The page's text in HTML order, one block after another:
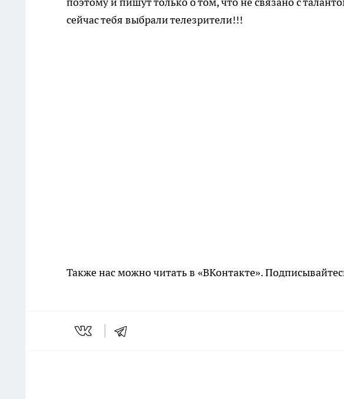
сейчас тебя выбрали телезрители!!!
Также нас можно читать в «ВКонтакте».